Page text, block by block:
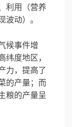
利用（营养
动）。
候事件增
纬度地区，
力，提高了
的产量；而
粮的产量呈